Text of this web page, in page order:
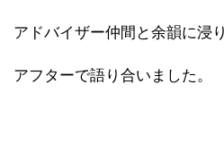
アドバイザー仲間と余韻に浸
アフターで語り合いました。